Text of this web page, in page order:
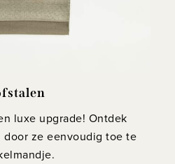
luxe upgrade! Ontdek
ze eenvoudig toe te